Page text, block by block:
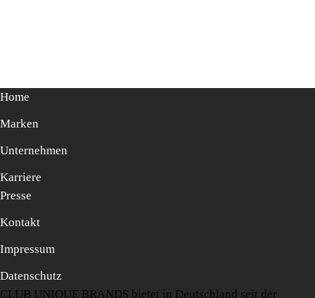
Home
Marken
Unternehmen
Karriere
Presse
Kontakt
Impressum
Datenschutz
CLUB UNIQUE BRANDS bietet in Deutschland seit der